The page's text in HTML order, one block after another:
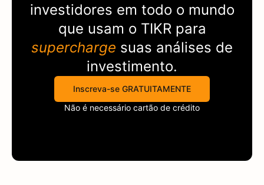
investidores em todo o mundo
que usam o TIKRpara
supercharge suas análises de
investimento.
Inscreva-se GRATUITAMENTE
Não é necessário cartão de crédito